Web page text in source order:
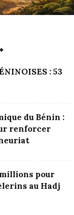
: 53
du Bénin :
renforcer
pour
au Hadj